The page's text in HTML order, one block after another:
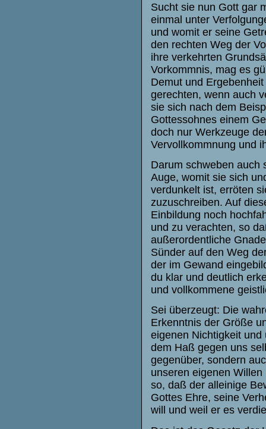
Sucht sie nun Gott gar
einmal unter
und womit er seine
den rechten Weg der
ihre verkehrten
Vorkommnis, mag es
Demut und
gerechten, wenn auch
sie sich nach dem
Gottessohnes einem
doch nur Werkzeuge
Vervollkommnung und
Darum schweben auch
Auge, womit sie sich
verdunkelt ist, erröten
zuzuschreiben. Auf
Einbildung noch
und zu verachten, so
außerordentliche
Sünder auf den Weg
der im Gewand
du klar und deutlich
und vollkommene
Sei überzeugt: Die
Erkenntnis der Größe
eigenen Nichtigkeit
dem Haß gegen uns
gegenüber, sondern
unseren eigenen
so, daß der alleinige
Gottes Ehre, seine
will und weil er es